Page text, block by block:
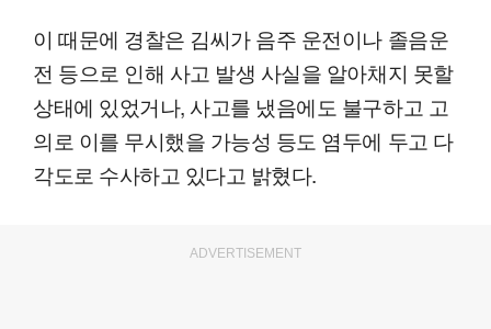
이 때문에 경찰은 김씨가 음주 운전이나 졸음운
전 등으로 인해 사고 발생 사실을 알아채지 못할
상태에 있었거나, 사고를 냈음에도 불구하고 고
의로 이를 무시했을 가능성 등도 염두에 두고 다
각도로 수사하고 있다고 밝혔다.
ADVERTISEMENT